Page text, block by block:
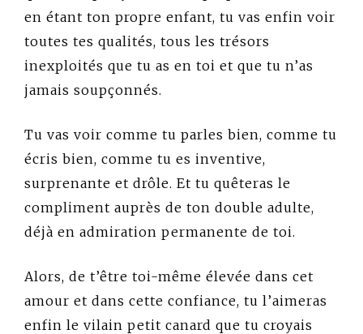
en étant ton propre enfant, tu vas enfin voir
toutes tes qualités, tous les trésors
inexploités que tu as en toi et que tu n’as
jamais soupçonnés.
Tu vas voir comme tu parles bien, comme tu
écris bien, comme tu es inventive,
surprenante et drôle. Et tu quêteras le
compliment auprès de ton double adulte,
déjà en admiration permanente de toi.
Alors, de t’être toi-même élevée dans cet
amour et dans cette confiance, tu l’aimeras
enfin le vilain petit canard que tu croyais